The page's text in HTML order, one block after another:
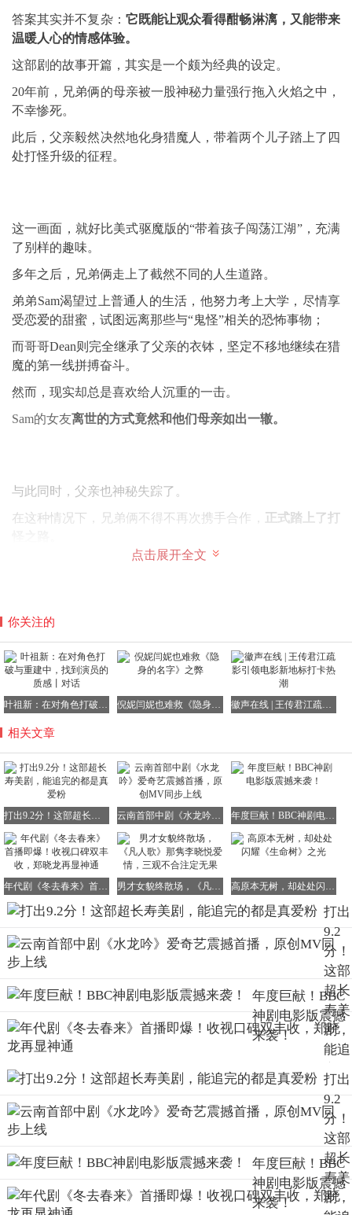
答案其实并不复杂： 它既能让观众看得酣畅淋漓，又能带来
温暖人心的情感体验。
这部剧的故事开篇，其实是一个颇为经典的设定。
20年前，兄弟俩的母亲被一股神秘力量强行拖入火焰之中，
不幸惨死。
此后，父亲毅然决然地化身猎魔人，带着两个儿子踏上了四
处打怪升级的征程。
这一画面，就好比美式驱魔版的“带着孩子闯荡江湖”，充满
了别样的趣味。
多年之后，兄弟俩走上了截然不同的人生道路。
弟弟Sam渴望过上普通人的生活，他努力考上大学，尽情享
受恋爱的甜蜜，试图远离那些与“鬼怪”相关的恐怖事物；
而哥哥Dean则完全继承了父亲的衣钵，坚定不移地继续在猎
魔的第一线拼搏奋斗。
然而，现实却总是喜欢给人沉重的一击。
Sam的女友离世的方式竟然和他们母亲如出一辙。
与此同时，父亲也神秘失踪了。
在这种情况下，兄弟俩不得不再次携手合作， 正式踏上了打
从这一刻起，《邪恶力量》的核心模式便基本确定了下来，
你可以把这部剧看作是一部“美式妖怪百科全书”。
剧中涵盖了女鬼、恶魔、都市传说、古老诅咒等各种你能想
到的恐怖元素，几乎将所有恐怖题材都囊括其中。
遇难”，将紧张恐怖的气氛瞬间拉满；
接着，兄弟俩驾驶着那辆经典的黑车闪亮登场，他们假扮成
FBI探员，开始对案件展开调查；
最后，他们成功锁定怪物的弱点，以各种精彩的方式完成驱
魔任务。
尽管剧情套路看似不断重复，但观众
却依然看得津津有味，十分过瘾。
这是为什么呢？原来，它有着一种“网文式”的独特魅力。
简单来说，就是装酷装得自然流畅，打斗场面打得痛快淋
漓。
而且兄弟俩之间的互动，本身就充满了看点，让人忍不住沉
哥哥冲动热血，弟弟纠结克制。
打怪只是这部剧的表面现象，真正让观众深深着迷的，是他
们之间深厚的情感关系。
点击展开全文
你关注的
叶祖新：在对角色打破与重建中，找到演员的质感丨对话 倪妮闫妮也难救《隐身的名字》之弊 徽声在线 | 王传君江疏影引领电影新地标打卡热潮
相关文章
打出9.2分！这部超长寿美剧，能追完的都是真爱粉 云南首部中剧《水龙吟》爱奇艺震撼首播，原创MV同步上线 年度巨献！BBC神剧电影版震撼来袭！
年代剧《冬去春来》首播即爆！收视口碑双丰收，郑晓龙再显神通 男才女貌终散场，《凡人歌》那隽李晓悦爱情，三观不合注定无果 高原本无树，却处处闪耀《生命树》之光
打出
9.2
分！
这部
超长
寿美
剧，
能追
完的
都是
真爱
粉
年度巨献！BBC
神剧电影版震撼
来袭！
打出
9.2
分！
这部
超长
寿美
剧，
年度巨献！BBC
神剧电影版震撼
来袭！